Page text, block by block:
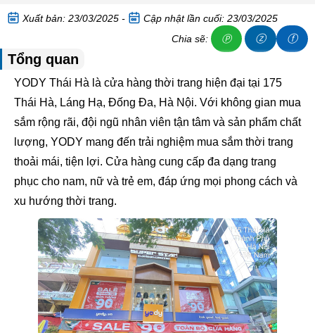
Xuất bản: 23/03/2025 -
Cập nhật lần cuối: 23/03/2025
Chia sẽ:
Ⓟ ⓩ ⓕ
Tổng quan
YODY Thái Hà là cửa hàng thời trang hiện đại tại 175
Thái Hà, Láng Hạ, Đống Đa, Hà Nội. Với không gian mua
sắm rộng rãi, đội ngũ nhân viên tận tâm và sản phẩm chất
lượng, YODY mang đến trải nghiệm mua sắm thời trang
thoải mái, tiện lợi. Cửa hàng cung cấp đa dạng trang
phục cho nam, nữ và trẻ em, đáp ứng mọi phong cách và
xu hướng thời trang.